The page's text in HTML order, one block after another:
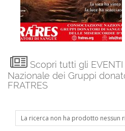
Scopri tutti gli
Nazionale dei Gruppi
FRATRES
La ricerca non ha prodotto nessun